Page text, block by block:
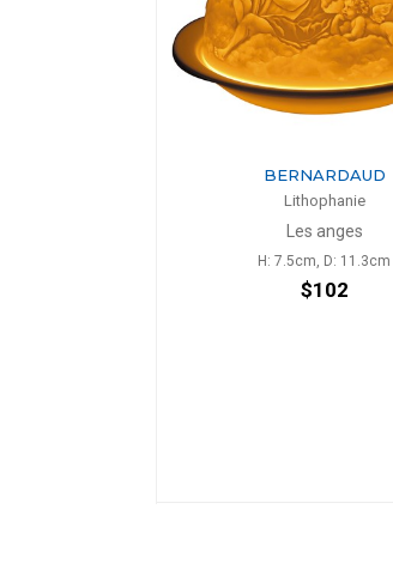
BERNARDAUD
Lithophanie
Les anges
H: 7.5cm, D: 11.3cm
$102